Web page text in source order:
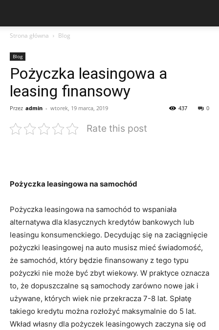
Strona główna Blog
Blog
Pożyczka leasingowa a
leasing finansowy
Przez admin - wtorek, 19 marca, 2019 0
437
Rate this post
Pożyczka leasingowa na samochód
Pożyczka leasingowa na samochód to wspaniała
alternatywa dla klasycznych kredytów bankowych lub
leasingu konsumenckiego. Decydując się na zaciągnięcie
pożyczki leasingowej na auto musisz mieć świadomość,
że samochód, który będzie finansowany z tego typu
pożyczki nie może być zbyt wiekowy. W praktyce oznacza
to, że dopuszczalne są samochody zarówno nowe jak i
używane, których wiek nie przekracza 7-8 lat. Spłatę
takiego kredytu można rozłożyć maksymalnie do 5 lat.
Wkład własny dla pożyczek leasingowych zaczyna się od